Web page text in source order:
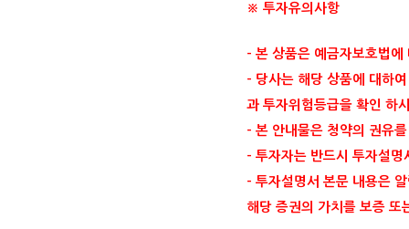
※ 투자유의사항
- 본 상품은 예금자보호법
- 당사는 해당 상품에 대하
과 투자위험등급을 확인 하
- 본 안내물은 청약의 권유
- 투자자는 반드시 투자설명
- 투자설명서 본문 내용은
해당 증권의 가치를 보증 또